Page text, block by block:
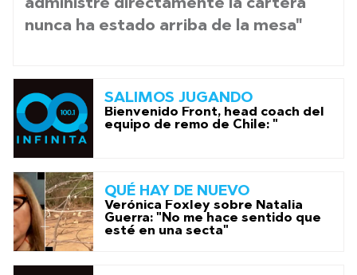
administre directamente la cartera
nunca ha estado arriba de la mesa"
SALIMOS JUGANDO
Bienvenido Front, head coach del
equipo de remo de Chile: "
QUÉ HAY DE NUEVO
Verónica Foxley sobre Natalia
Guerra: "No me hace sentido que
esté en una secta"